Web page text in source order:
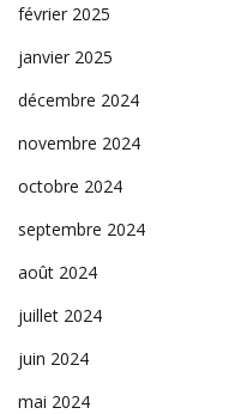
février 2025
janvier 2025
décembre 2024
novembre 2024
octobre 2024
septembre 2024
août 2024
juillet 2024
juin 2024
mai 2024